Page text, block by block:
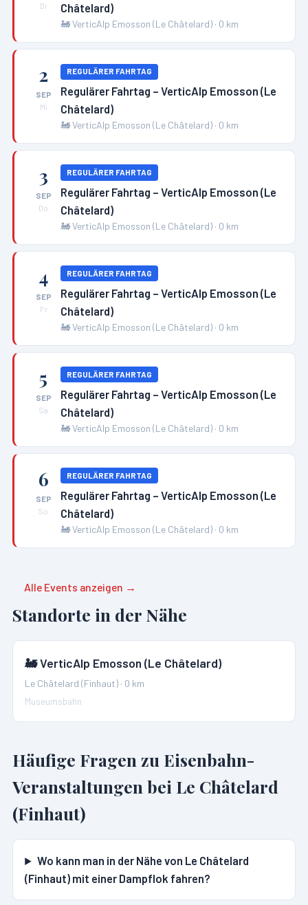
Di
Châtelard)
🚂VerticAlp Emosson (Le Châtelard) · 0 km
2
SEP
Mi
REGULÄRER FAHRTAG
Regulärer Fahrtag – VerticAlp Emosson (Le
Châtelard)
🚂VerticAlp Emosson (Le Châtelard) · 0 km
3
SEP
Do
REGULÄRER FAHRTAG
Regulärer Fahrtag – VerticAlp Emosson (Le
Châtelard)
🚂VerticAlp Emosson (Le Châtelard) · 0 km
4
SEP
Fr
REGULÄRER FAHRTAG
Regulärer Fahrtag – VerticAlp Emosson (Le
Châtelard)
🚂VerticAlp Emosson (Le Châtelard) · 0 km
5
SEP
Sa
REGULÄRER FAHRTAG
Regulärer Fahrtag – VerticAlp Emosson (Le
Châtelard)
🚂VerticAlp Emosson (Le Châtelard) · 0 km
6
SEP
So
REGULÄRER FAHRTAG
Regulärer Fahrtag – VerticAlp Emosson (Le
Châtelard)
🚂VerticAlp Emosson (Le Châtelard) · 0 km
Alle Events anzeigen →
Standorte in der Nähe
🚂VerticAlp Emosson (Le Châtelard)
Le Châtelard (Finhaut) · 0 km
Museumsbahn
Häufige Fragen zu Eisenbahn-
Veranstaltungen bei Le Châtelard
(Finhaut)
Wo kann man in der Nähe von Le Châtelard
(Finhaut) mit einer Dampflok fahren?